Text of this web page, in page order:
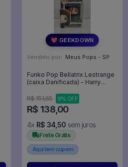
💖 GEEKDOWN
Vendido por: Meus Pops - SP
Funko Pop Bellatrix Lestrange
(caixa Danificada) - Harry
R$ 151,65
9% OFF
R$ 138,00
4x R$ 34,50 sem juros
Frete Grátis
Aqui tem cupom